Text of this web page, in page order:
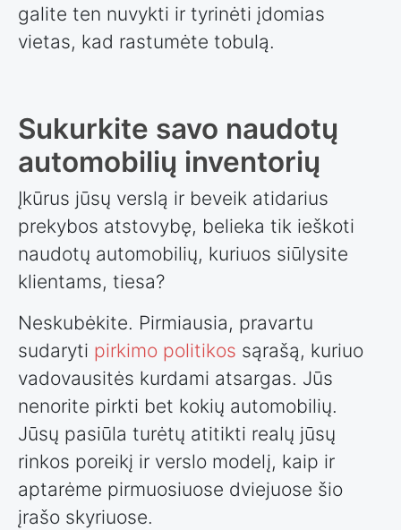
galite ten nuvykti ir tyrinėti įdomias
vietas, kad rastumėte tobulą.
Sukurkite savo naudotų
automobilių inventorių
Įkūrus jūsų verslą ir beveik atidarius
prekybos atstovybę, belieka tik ieškoti
naudotų automobilių, kuriuos siūlysite
klientams, tiesa?
Neskubėkite. Pirmiausia, pravartu
sudaryti pirkimo politikos sąrašą, kuriuo
vadovausitės kurdami atsargas. Jūs
nenorite pirkti bet kokių automobilių.
Jūsų pasiūla turėtų atitikti realų jūsų
rinkos poreikį ir verslo modelį, kaip ir
aptarėme pirmuosiuose dviejuose šio
įrašo skyriuose.